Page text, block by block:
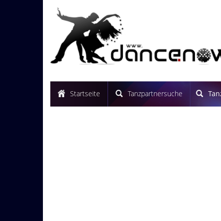
Startseite Tanzpartnersuche